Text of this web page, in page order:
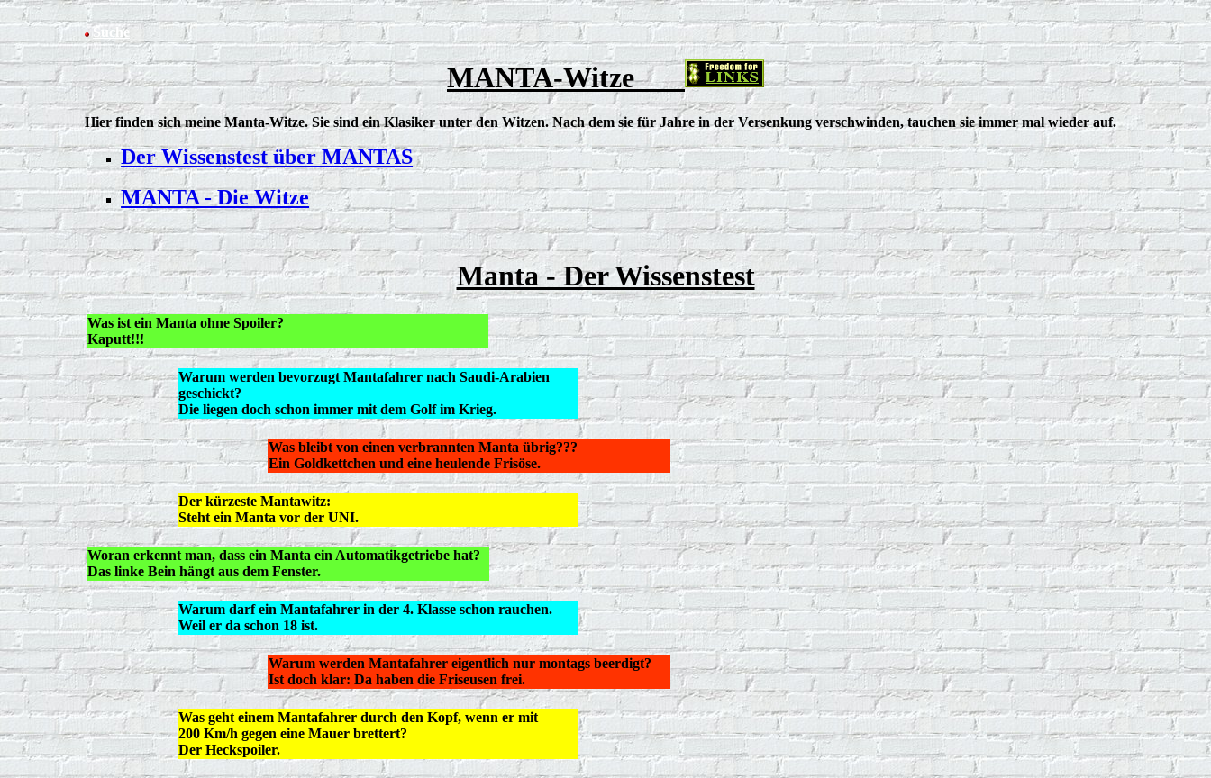
Suche
MANTA-Witze
Hier finden sich meine Manta-Witze. Sie sind ein Klasiker unter den Witzen. Nach dem sie für Jahre in der Versenkung verschwinden, tauchen sie immer mal wieder auf.
Der Wissenstest über MANTAS
MANTA - Die Witze
Manta - Der Wissenstest
Was ist ein Manta ohne Spoiler?
Kaputt!!!
Warum werden bevorzugt Mantafahrer nach Saudi-Arabien
geschickt?
Die liegen doch schon immer mit dem Golf im Krieg.
Was bleibt von einen verbrannten Manta übrig???
Ein Goldkettchen und eine heulende Frisöse.
Der kürzeste Mantawitz:
Steht ein Manta vor der UNI.
Woran erkennt man, dass ein Manta ein Automatikgetriebe hat?
Das linke Bein hängt aus dem Fenster.
Warum darf ein Mantafahrer in der 4. Klasse schon rauchen.
Weil er da schon 18 ist.
Warum werden Mantafahrer eigentlich nur montags beerdigt?
Ist doch klar: Da haben die Friseusen frei.
Was geht einem Mantafahrer durch den Kopf, wenn er mit
200 Km/h gegen eine Mauer brettert?
Der Heckspoiler.